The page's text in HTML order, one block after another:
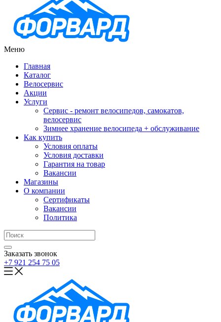
Меню
Главная
Каталог
Велосервис
Акции
Услуги
Сервис - ремонт велосипедов, самокатов,
велосервис
Зимнее хранение велосипеда + обслуживание
Как купить
Условия оплаты
Условия доставки
Гарантия на товар
Вакансии
Магазины
О компании
Сертификаты
Вакансии
Политика
Заказать звонок
+7 921 254 75 05